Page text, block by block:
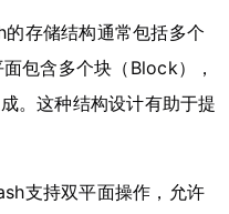
的存储结构通常包括多个
包含多个块（Block），
。这种结构设计有助于提
支持双平面操作，允许